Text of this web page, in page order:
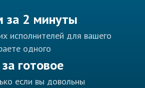
за 2 минуты
исполнителей для вашего
одного
готовое
если вы довольны